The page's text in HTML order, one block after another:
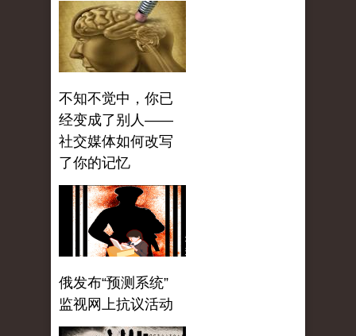
不知不觉中，你已
经变成了别人——
社交媒体如何改写
了你的记忆
俄发布“预测系统”
监视网上抗议活动